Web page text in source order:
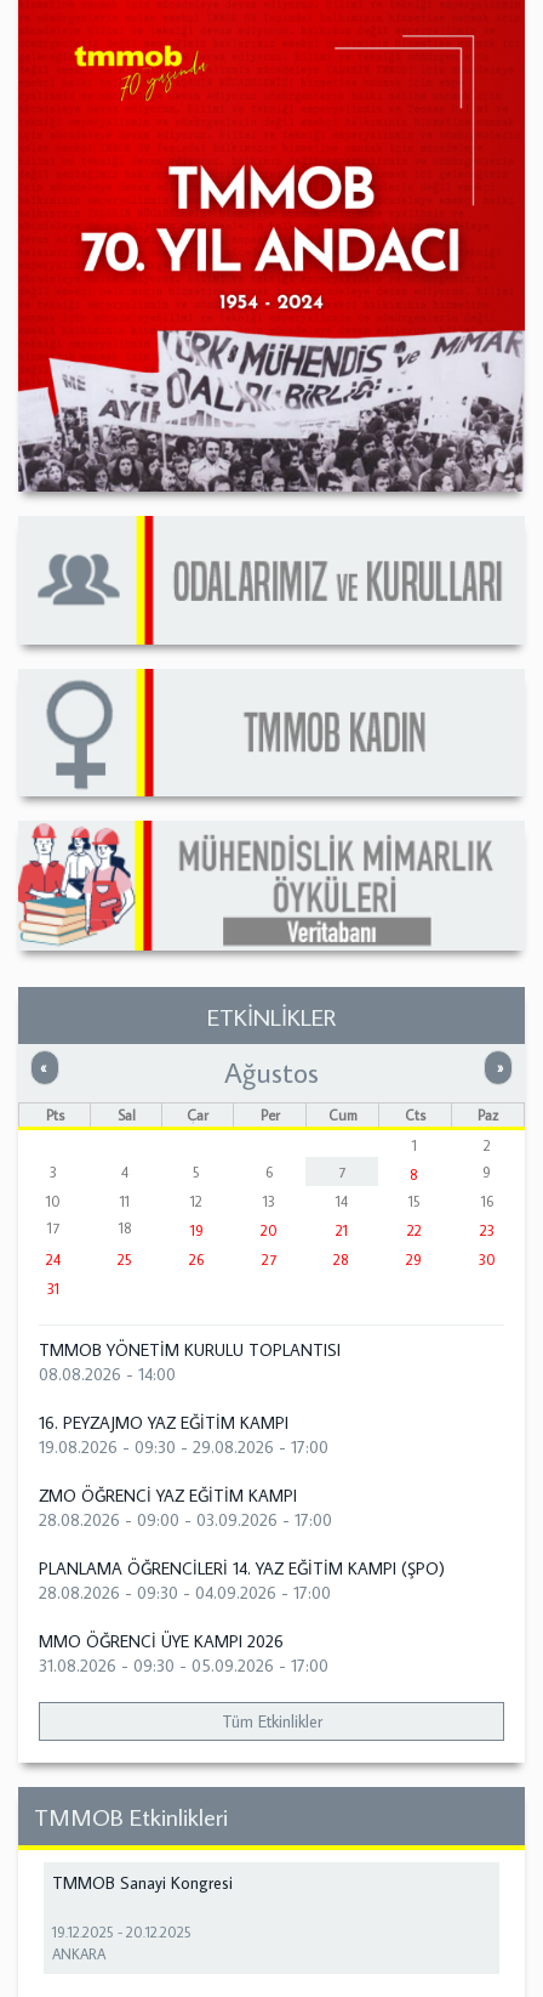
ETKİNLİKLER
« Önceki »
Ağustos
Pts Sal Çar Per Cum Cts
Paz
1
2
3
4 5 6 7 8
9
10
11 12 13 14 15
16
17
18 19 20 21 22
23
24
25 26 27 28 29
30
31
TMMOB YÖNETİM KURULU TOPLANTISI
08.08.2026 - 14:00
16. PEYZAJMO YAZ EĞİTİM KAMPI
19.08.2026 - 09:30 - 29.08.2026 - 17:00
ZMO ÖĞRENCİ YAZ EĞİTİM KAMPI
28.08.2026 - 09:00 - 03.09.2026 - 17:00
PLANLAMA ÖĞRENCİLERİ 14. YAZ EĞİTİM KAMPI (ŞPO)
28.08.2026 - 09:30 - 04.09.2026 - 17:00
MMO ÖĞRENCİ ÜYE KAMPI 2026
31.08.2026 - 09:30 - 05.09.2026 - 17:00
Tüm Etkinlikler
TMMOB Etkinlikleri
TMMOB Sanayi Kongresi
19.12.2025 -20.12.2025
ANKARA